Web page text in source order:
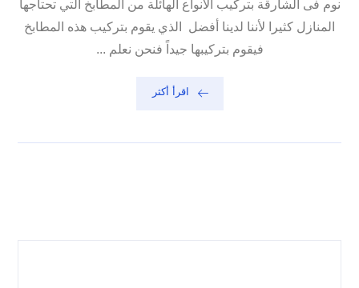
نوم فى الشارقة بتركيب الأنواع الهائلة من المطابخ التي تحتاجها
المنازل كثيرا لأننا لدينا أفضل الذي يقوم بتركيب هذه المطابخ
فيقوم بتركيبها جيداً فنحن نعلم ...
اقرأ أكثر